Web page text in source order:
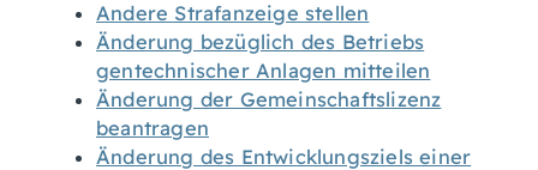
Andere Strafanzeige stellen
Änderung bezüglich des Betriebs
gentechnischer Anlagen mitteilen
Änderung der Gemeinschaftslizenz
beantragen
Änderung des Entwicklungsziels einer